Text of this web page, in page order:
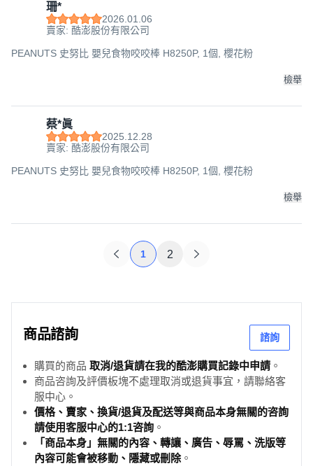
珊*
2026.01.06
賣家: 酷澎股份有限公司
PEANUTS 史努比 嬰兒食物咬咬棒 H8250P, 1個, 櫻花粉
檢舉
蔡*眞
2025.12.28
賣家: 酷澎股份有限公司
PEANUTS 史努比 嬰兒食物咬咬棒 H8250P, 1個, 櫻花粉
檢舉
1 2
商品諮詢 諮詢
購買的商品 取消/退貨請在我的酷澎購買記錄中申請 。
商品咨詢及評價板塊不處理取消或退貨事宜，請聯絡客
服中心。
價格、賣家、換貨/退貨及配送等與商品本身無關的咨詢
請使用客服中心的1:1咨詢 。
「商品本身」無關的內容、轉讓、廣告、辱罵、洗版等
內容可能會被移動、隱藏或刪除。